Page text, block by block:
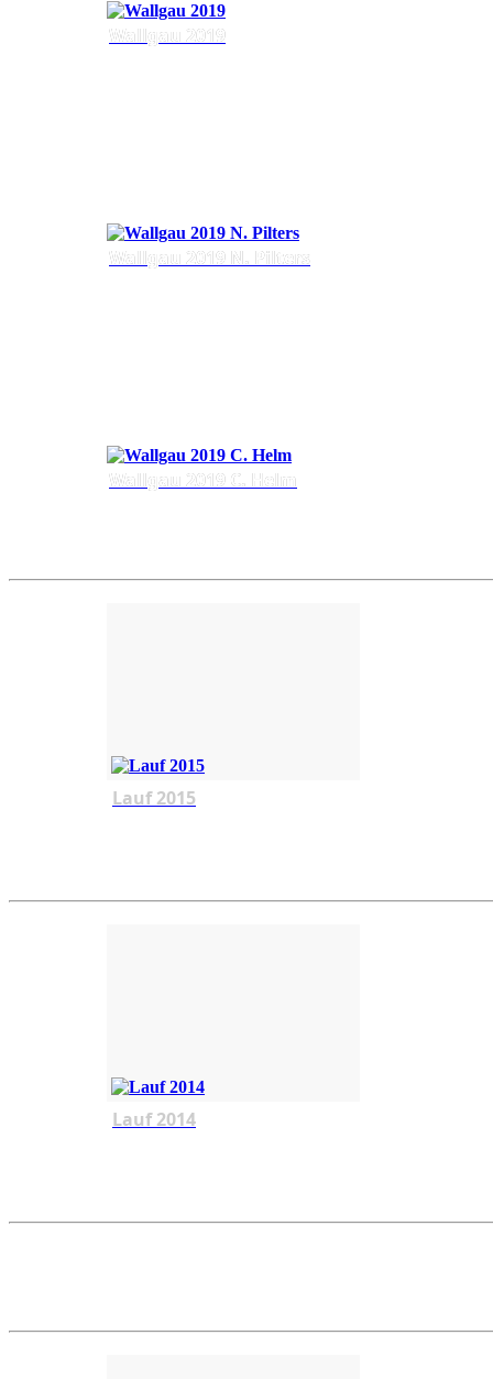
Wallgau 2019
Wallgau 2019 N. Pilters
Wallgau 2019 C. Helm
Lauf 2015
Lauf 2014